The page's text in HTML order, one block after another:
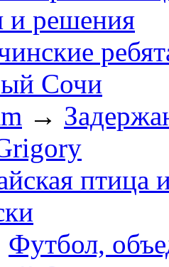
и решения
Сочи
→
птица
Футбол,